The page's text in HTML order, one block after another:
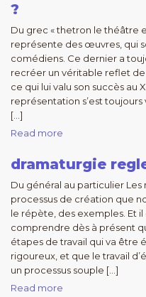
?
Du grec « thetron le théâtre
représente des œuvres, qui
comédiens. Ce dernier a
recréer un véritable reflet de
ce qui lui valu son succès au
représentation s’est
[…]
Read more
dramaturgie
Du général au particulier
processus de création que
le répète, des exemples. Et
comprendre dès à présent
étapes de travail qui va être
rigoureux, et que le travail
un processus souple […]
Read more